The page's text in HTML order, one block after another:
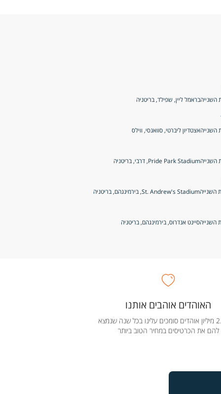
השנייהבראמל ליין, שפילד, בריטניה
השנייהאצטדיון ליברטי, סוואנסי, ווילס
השנייהPride Park Stadium, דרבי, בריטניה
השנייהSt. Andrew's Stadium, בירמינגהם, בריטניה
השנייהסיינט אנדרוס, בירמינגהם, בריטניה
האוהדים אוהבים אותנו
מעל 2.5 מיליון אוהדים סומכים עלינו בכל שנה שנמצא
להם את הכרטיסים במחיר הטוב ביותר